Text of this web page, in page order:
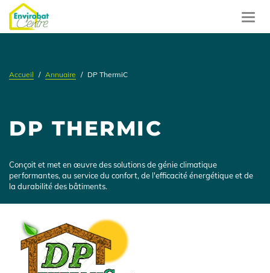
Aller
au
contenu
Accueil Annuaire DP ThermiC
DP THERMIC
Présentation
Conçoit et met en œuvre des solutions de génie climatique
performantes, au service du confort, de l'efficacité énergétique et de
la durabilité des bâtiments.